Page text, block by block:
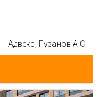
Адвекс, Пузанов А.С.